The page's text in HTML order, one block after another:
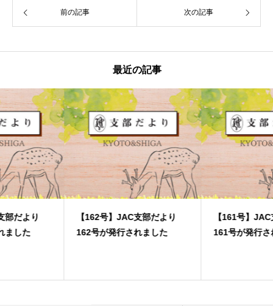
前の記事 次の記事
最近の記事
【162号】JAC支部だより
162号が発行されました
【161号】JAC支部だより
161号が発行されました